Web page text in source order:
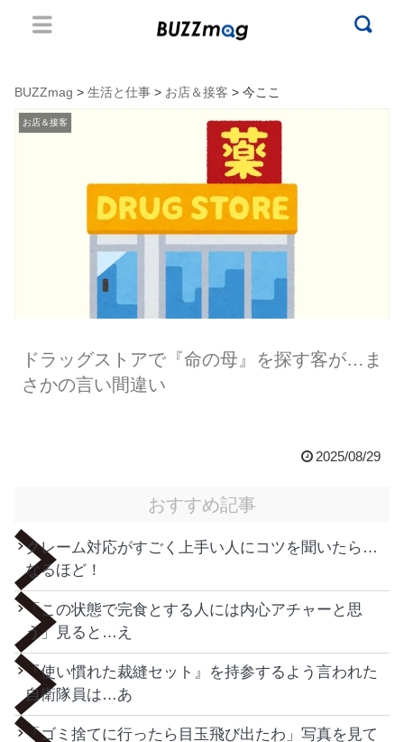
BUZZmag > 生活と仕事 > お店＆接客 > 今ここ
お店＆接客
ドラッグストアで『命の母』を探す客が…ま
さかの言い間違い
2025/08/29
おすすめ記事
クレーム対応がすごく上手い人にコツを聞いたら…
なるほど！
「この状態で完食とする人には内心アチャーと思
う」見ると…え
『使い慣れた裁縫セット』を持参するよう言われた
自衛隊員は…あ
「ゴミ捨てに行ったら目玉飛び出たわ」写真を見て